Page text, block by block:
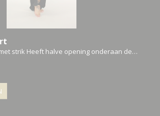
strik Heeft halve opening onderaan de…